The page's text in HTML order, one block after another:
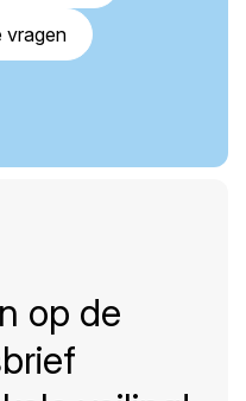
vragen
op de